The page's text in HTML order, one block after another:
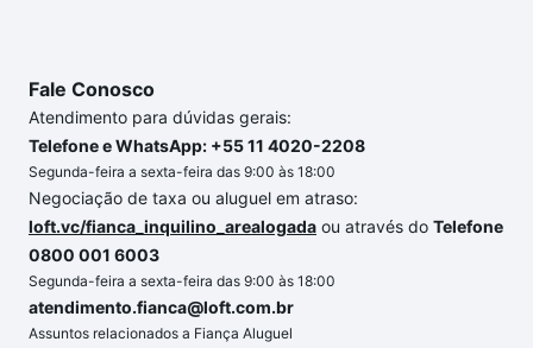
Fale Conosco
Atendimento para dúvidas gerais:
Telefone e WhatsApp: +55 11 4020-2208
Segunda-feira a sexta-feira das 9:00 às 18:00
Negociação de taxa ou aluguel em atraso:
loft.vc/fianca_inquilino_arealogada ou através do Telefone
0800 001 6003
Segunda-feira a sexta-feira das 9:00 às 18:00
atendimento.fianca@loft.com.br
Assuntos relacionados a Fiança Aluguel